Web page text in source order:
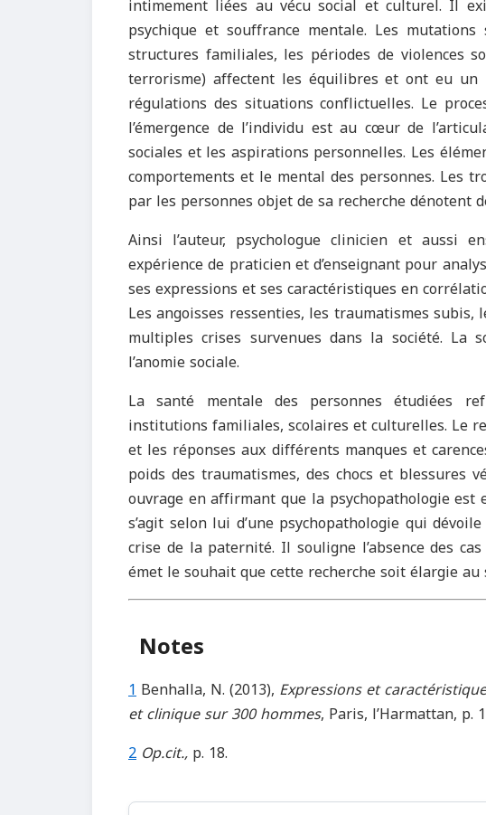
intimement liées au vécu social et culturel. Il
psychique et souffrance mentale. Les mutations
structures familiales, les périodes de violences
terrorisme) affectent les équilibres et ont eu
régulations des situations conflictuelles. Le
l’émergence de l’individu est au cœur de
sociales et les aspirations personnelles. Les
comportements et le mental des personnes. Les
par les personnes objet de sa recherche dénotent
Ainsi l’auteur, psychologue clinicien et aussi
expérience de praticien et d’enseignant pour
ses expressions et ses caractéristiques en
Les angoisses ressenties, les traumatismes
multiples crises survenues dans la société. La
l’anomie sociale.
La santé mentale des personnes étudiées
institutions familiales, scolaires et culturelles.
et les réponses aux différents manques et
poids des traumatismes, des chocs et blessures
ouvrage en affirmant que la psychopathologie
s’agit selon lui d’une psychopathologie qui
crise de la paternité. Il souligne l’absence des
émet le souhait que cette recherche soit élargie au
Notes
1Benhalla, N. (2013), Expressions et
et clinique sur 300 hommes, Paris, l’Harmattan, p.
2 Op.cit.,p. 18.